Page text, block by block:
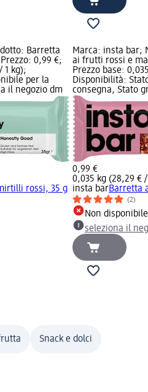
Barretta
0,99 €;
1 kg);
per la
il negozio dm
rossi, 35 g
Marca: insta bar;
ai frutti rossi e
Prezzo base:
Disponibilità:
consegna, Stato
0,99 €
0,035 kg (28,29 €
insta barBarretta
(2)
Non
seleziona il
Snack e dolci